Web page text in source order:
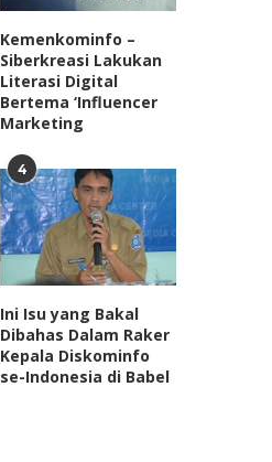
Kemenkominfo –
Siberkreasi Lakukan
Literasi Digital
Bertema ‘Influencer
Marketing
4
Ini Isu yang Bakal
Dibahas Dalam Raker
Kepala Diskominfo
se-Indonesia di Babel